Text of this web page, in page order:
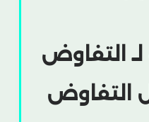
التفاوض
التفاوض